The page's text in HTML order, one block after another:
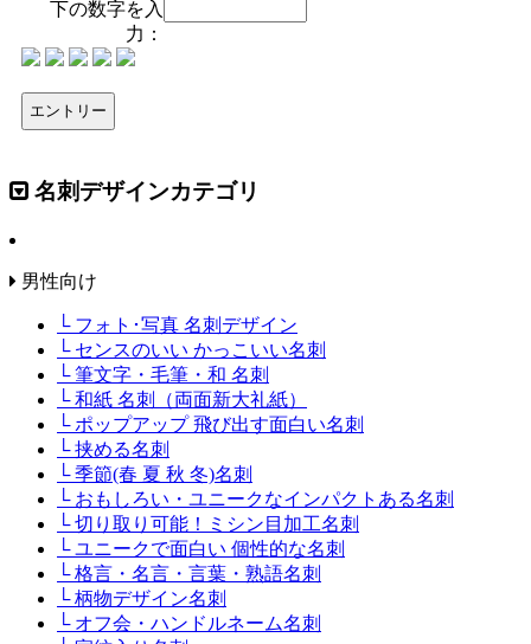
下の数字を入
力：
名刺デザインカテゴリ
男性向け
└ フォト･写真 名刺デザイン
└ センスのいい かっこいい名刺
└ 筆文字・毛筆・和 名刺
└ 和紙 名刺（両面新大礼紙）
└ ポップアップ 飛び出す面白い名刺
└ 挟める名刺
└ 季節(春 夏 秋 冬)名刺
└ おもしろい・ユニークなインパクトある名刺
└ 切り取り可能！ミシン目加工名刺
└ ユニークで面白い 個性的な名刺
└ 格言・名言・言葉・熟語名刺
└ 柄物デザイン名刺
└ オフ会・ハンドルネーム名刺